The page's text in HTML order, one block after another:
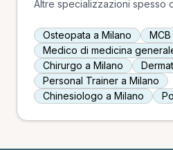
Altre specializzazioni spesso
Osteopata a Milano
Medico di medicina
Chirurgo a Milano
Personal Trainer a Milano
Chinesiologo a Milano